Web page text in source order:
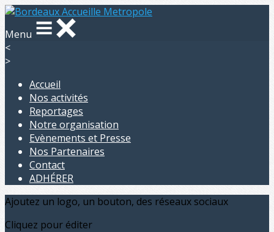
Menu
<
>
Accueil
Nos activités
Reportages
Notre organisation
Evènements et Presse
Nos Partenaires
Contact
ADHÉRER
Ajoutez un logo, un bouton, des réseaux sociaux
Cliquez pour éditer